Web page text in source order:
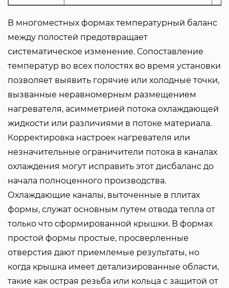
В многоместных формах температурный баланс
между полостей предотвращает
систематическое изменение. Сопоставление
температур во всех полостях во время установки
позволяет выявить горячие или холодные точки,
вызванные неравномерным размещением
нагревателя, асимметрией потока охлаждающей
жидкости или различиями в потоке материала.
Корректировка настроек нагревателя или
незначительные ограничители потока в каналах
охлаждения могут исправить этот дисбаланс до
начала полноценного производства.
Охлаждающие каналы, выточенные в плитах
формы, служат основным путем отвода тепла от
только что сформированной крышки. В формах
простой формы простые, просверленные
отверстия дают приемлемые результаты, но
когда крышка имеет детализированные области,
такие как острая резьба или кольца с защитой от